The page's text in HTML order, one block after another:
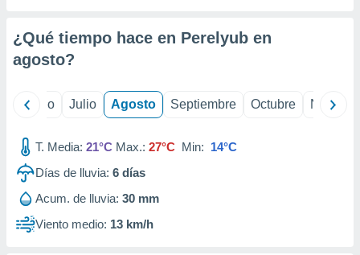
e
de
¿Qué tiempo hace en Perelyub en
agosto?
Junio Julio Agosto Septiembre Octubre
T. Media: 21°C Max.: 27°C Min: 14°C
Días de lluvia: 6 días
Acum. de lluvia: 30 mm
Viento medio: 13 km/h